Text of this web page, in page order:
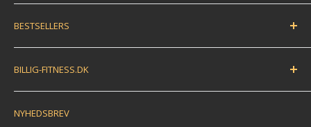
NYHEDSBREV
Handelsbetingelser
Fortryd dit køb / bestil returlabel
FAQ
EAN betaling
Anmeldelser
Kontakt
BESTSELLERS
Træningsmåtte
Træningsbold
Træningselastik
Håndvægte
BILLIG-FITNESS.DK
N.K. Import APS
Savværksvej 3